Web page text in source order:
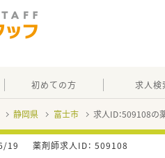
初めての方 求人検
静岡県 富士市 求人ID：509108の
19 薬剤師求人ID： 509108